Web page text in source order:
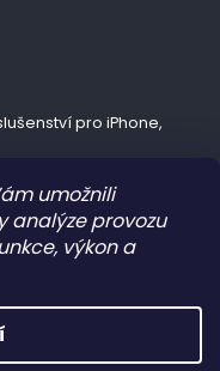
umožnili
analýze provozu
výkon a
pro iPhone,
práva vyhrazena.